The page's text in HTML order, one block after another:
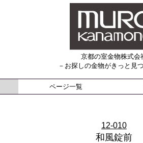
京都の室金物株式会
－お探しの金物がきっと見
ページ一覧
12-010
和風錠前